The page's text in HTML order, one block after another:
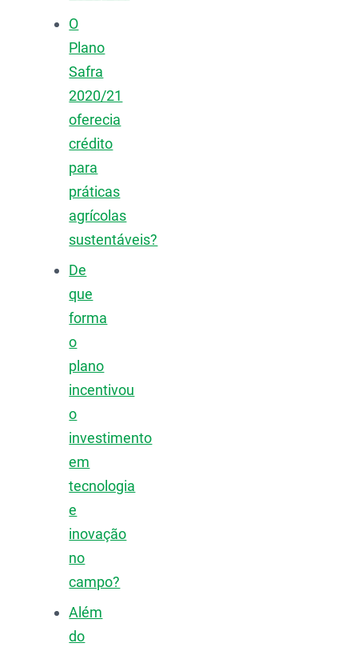
O
Plano
Safra
2020/21
oferecia
crédito
para
práticas
agrícolas
sustentáveis?
De
que
forma
o
plano
incentivou
o
investimento
em
tecnologia
e
inovação
no
campo?
Além
do